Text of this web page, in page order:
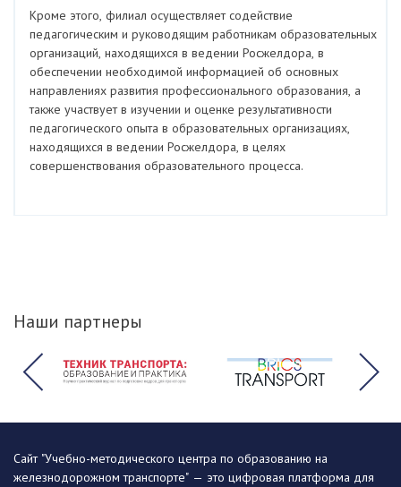
Кроме этого, филиал осуществляет содействие
педагогическим и руководящим работникам образовательных
организаций, находящихся в ведении Росжелдора, в
обеспечении необходимой информацией об основных
направлениях развития профессионального образования, а
также участвует в изучении и оценке результативности
педагогического опыта в образовательных организациях,
находящихся в ведении Росжелдора, в целях
совершенствования образовательного процесса.
Наши партнеры
Сайт "Учебно-методического центра по образованию на
железнодорожном транспорте" — это цифровая платформа для